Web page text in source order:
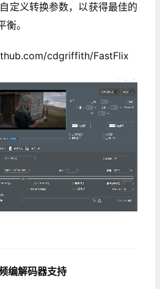
定义转换参数，以获得最佳的
。
cdgriffith/FastFlix
编解码器支持